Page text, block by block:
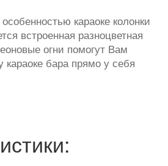
караоке колонки
встроенная разноцветная
огни помогут Вам
бара прямо у себя